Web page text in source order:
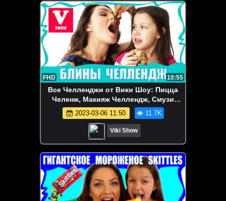
FHD 10:55
Все Челленджи от Вики Шоу: Пицца
Челенж, Макияж Челлендж, Смузи
Челлендж, Блинный Челлендж и др. -
Блинный Челлендж с Необычной
Начинкой / Вики Шоу
2023-03-06 11:50 11.7K
Viki Show